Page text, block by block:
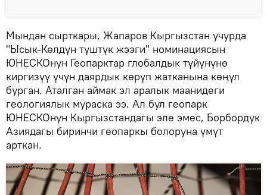
Мындан сырткары, Жапаров Кыргызстан учурда
"Ысык-Көлдүн түштүк жээги" номинациясын
ЮНЕСКОнун Геопарктар глобалдык түйүнүнө
киргизүү үчүн даярдык көрүп жатканына көңүл
бурган. Аталган аймак эл аралык маанидеги
геологиялык мураска ээ. Ал бул геопарк
ЮНЕСКОнун Кыргызстандагы эле эмес, Борбордук
Азиядагы биринчи геопаркы болоруна үмүт
арткан.